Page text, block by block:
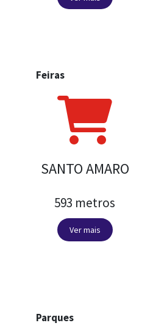
Feiras
SANTO AMARO
593 metros
Ver mais
Parques